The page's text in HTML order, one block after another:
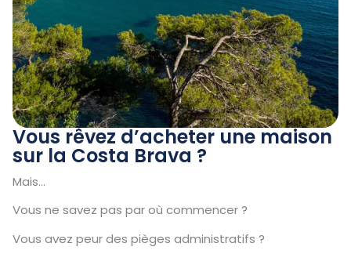
Vous rêvez d’acheter une maison
sur la Costa Brava ?
Mais…
Vous ne savez pas par où commencer ?
Vous avez peur des pièges administratifs ?